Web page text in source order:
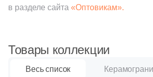
Антрацитовый (1)
Белый (1 )
Голубой (1)
в разделе сайта «Оптовикам».
Товары коллекции
Весь список